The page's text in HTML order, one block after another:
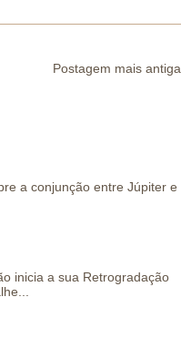
Postagem mais antiga
a conjunção entre Júpiter e
inicia a sua Retrogradação